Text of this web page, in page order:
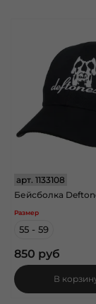
арт. 1133108
Бейсболка
Размер
55 - 59
850 руб
В